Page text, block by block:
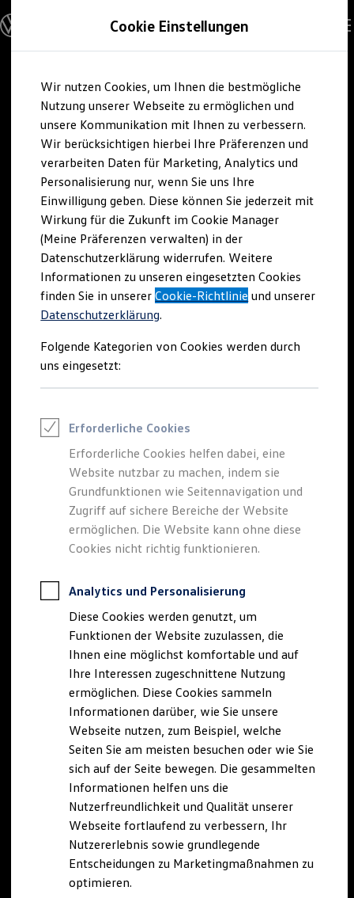
Hauptinhalt
springen
Footer
springen
Modelle & Konfigurator
Nutzfahrzeugkategorien entdecken
Modelle konfigurieren
Vorgängermodelle und Oldtimer
Vorgängermodelle
Oldtimer
Bulli Historie
Branchenlösungen & Gewerbekunden
Umbaulösungen und Hersteller finden
Auf- und Umbauten entdecken & konfigurieren
Groß- und Sonderkunden
Großkunden
Kommunen & Behörden
Journalisten
Sportvereine
Branchenlösungen
Bau & Handwerk
Gewerbliche Personenbeförderung
Service & mobile Werkstätten
Kurier, Logistik & Handel
Feuerwehr
Rettungsdienste
ONE Business ID Vorteile
Fahrzeugsuche & Marktplatz
Digitaler Marktplatz
Kauf & Finanzierung
Online-Fahrzeugbewertung
Aktionen & Angebote
E-Auto-Förderung
Für Privatkunden
Für Gewerbekunden
Profi Paket
TopDeal
Zertifizierte Gebrauchtwagen
Für Privatkunden
Für Gewerbekunden
Leasing
Für Privatkunden
Für Gewerbekunden
Versicherungen & Garantien
Garantien
Kfz-Versicherung für Nutzfahrzeuge
Restschuldversicherung
Wartungsverträge
Besitzer & Service
Reparatur & Service
Sommer-Special
Reparatur, Pflege & Inspektion
Servicetermin anfragen
Service-Vorteile bei Volkswagen Nutzfahrzeuge
ServicePlus
Economy Service
Räder & Reifen Service
Ersatzfahrzeuge
Cookie Einstellungen
Wir nutzen Cookies, um Ihnen die bestmögliche
Nutzung unserer Webseite zu ermöglichen und
unsere Kommunikation mit Ihnen zu verbessern.
Wir berücksichtigen hierbei Ihre Präferenzen und
verarbeiten Daten für Marketing, Analytics und
Personalisierung nur, wenn Sie uns Ihre
Einwilligung geben. Diese können Sie jederzeit mit
Wirkung für die Zukunft im Cookie Manager
(Meine Präferenzen verwalten) in der
Datenschutzerklärung widerrufen. Weitere
Informationen zu unseren eingesetzten Cookies
finden Sie in unsererCookie-Richtlinie und unserer
Datenschutzerklärung.
Folgende Kategorien von Cookies werden durch
uns eingesetzt:
Erforderliche Cookies
Erforderliche Cookies helfen dabei, eine
Website nutzbar zu machen, indem sie
Grundfunktionen wie Seitennavigation und
Zugriff auf sichere Bereiche der Website
ermöglichen. Die Website kann ohne diese
Cookies nicht richtig funktionieren.
Analytics und Personalisierung
Diese Cookies werden genutzt, um
Funktionen der Website zuzulassen, die
Ihnen eine möglichst komfortable und auf
Ihre Interessen zugeschnittene Nutzung
ermöglichen. Diese Cookies sammeln
Informationen darüber, wie Sie unsere
Webseite nutzen, zum Beispiel, welche
Seiten Sie am meisten besuchen oder wie Sie
sich auf der Seite bewegen. Die gesammelten
Informationen helfen uns die
Nutzerfreundlichkeit und Qualität unserer
Webseite fortlaufend zu verbessern, Ihr
Nutzererlebnis sowie grundlegende
Entscheidungen zu Marketingmaßnahmen zu
optimieren.